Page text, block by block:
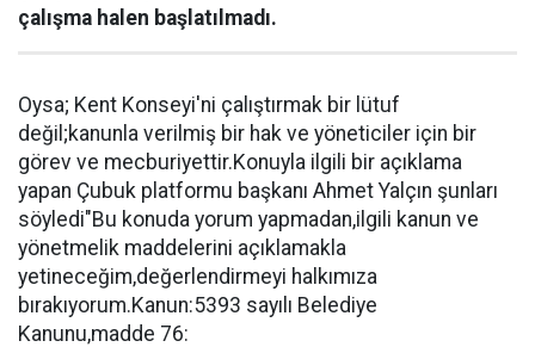
çalışma halen başlatılmadı.
Oysa; Kent Konseyi'ni çalıştırmak bir lütuf
değil;kanunla verilmiş bir hak ve yöneticiler için bir
görev ve mecburiyettir.Konuyla ilgili bir açıklama
yapan Çubuk platformu başkanı Ahmet Yalçın şunları
söyledi"Bu konuda yorum yapmadan,ilgili kanun ve
yönetmelik maddelerini açıklamakla
yetineceğim,değerlendirmeyi halkımıza
bırakıyorum.Kanun:5393 sayılı Belediye
Kanunu,madde 76: